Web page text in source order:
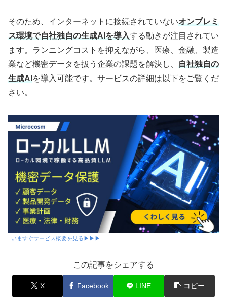
そのため、インターネットに接続されていないオンプレミ
ス環境で自社独自の生成AIを導入する動きが注目されてい
ます。ランニングコストを抑えながら、医療、金融、製造
業など機密データを扱う企業の課題を解決し、
自社独自の
生成AI を導入可能です。サービスの詳細は以下をご覧くだ
さい。
いますぐサービス概要を見る▶▶▶
この記事をシェアする
X Facebook LINE コピー